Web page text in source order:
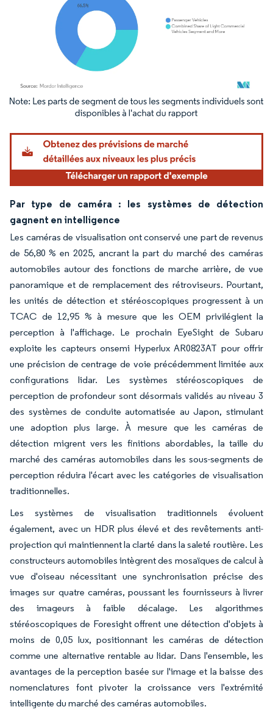
Image © Mordor Intelligence. La réutilisation nécessite une attribution sous CC BY
Par type de caméra : les systèmes de détection
gagnent en intelligence
Les caméras de visualisation ont conservé une part de revenus
de 56,80 % en 2025, ancrant la part du marché des caméras
automobiles autour des fonctions de marche arrière, de vue
panoramique et de remplacement des rétroviseurs. Pourtant,
les unités de détection et stéréoscopiques progressent à un
TCAC de 12,95 % à mesure que les OEM privilégient la
perception à l'affichage. Le prochain EyeSight de Subaru
exploite les capteurs onsemi Hyperlux AR0823AT pour offrir
une précision de centrage de voie précédemment limitée aux
configurations lidar. Les systèmes stéréoscopiques de
perception de profondeur sont désormais validés au niveau 3
des systèmes de conduite automatisée au Japon, stimulant
une adoption plus large. À mesure que les caméras de
détection migrent vers les finitions abordables, la taille du
marché des caméras automobiles dans les sous-segments de
perception réduira l'écart avec les catégories de visualisation
traditionnelles.
Les systèmes de visualisation traditionnels évoluent
également, avec un HDR plus élevé et des revêtements anti-
projection qui maintiennent la clarté dans la saleté routière. Les
constructeurs automobiles intègrent des mosaïques de calcul à
vue d'oiseau nécessitant une synchronisation précise des
images sur quatre caméras, poussant les fournisseurs à livrer
des imageurs à faible décalage. Les algorithmes
stéréoscopiques de Foresight offrent une détection d'objets à
moins de 0,05 lux, positionnant les caméras de détection
comme une alternative rentable au lidar. Dans l'ensemble, les
avantages de la perception basée sur l'image et la baisse des
nomenclatures font pivoter la croissance vers l'extrémité
intelligente du marché des caméras automobiles.